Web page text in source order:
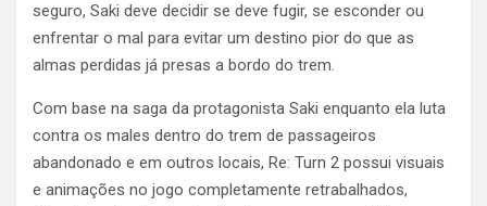
seguro, Saki deve decidir se deve fugir, se esconder ou
enfrentar o mal para evitar um destino pior do que as
almas perdidas já presas a bordo do trem.
Com base na saga da protagonista Saki enquanto ela luta
contra os males dentro do trem de passageiros
abandonado e em outros locais, Re: Turn 2 possui visuais
e animações no jogo completamente retrabalhados,